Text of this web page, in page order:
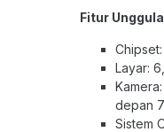
Fitur
Chipset:
Layar:
depan
Sistem